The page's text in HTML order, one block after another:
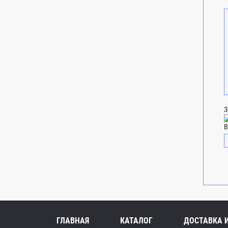
ГЛАВНАЯ КАТАЛОГ ДОСТАВКА